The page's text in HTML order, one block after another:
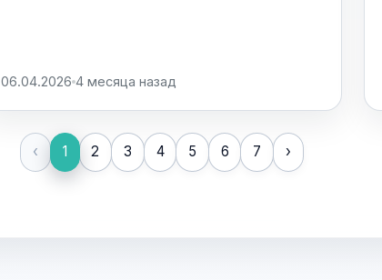
создает избыточную сложность:
управления парком устройств, риски
выхода из строя microSD-карт...
06.04.2026 4 месяца назад
‹ 1 2 3 4 5 6 7 ›